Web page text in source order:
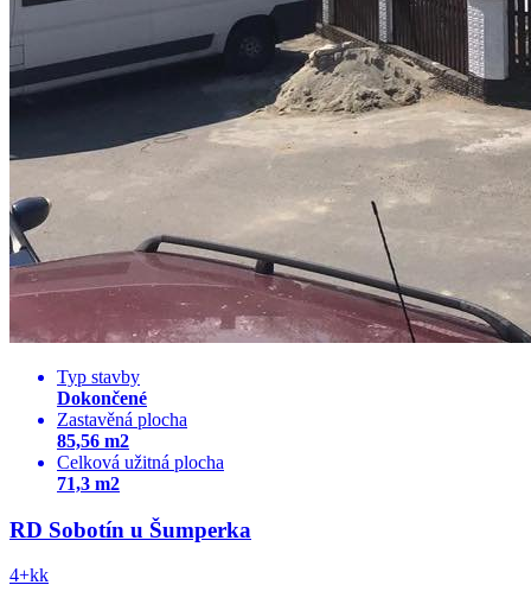
Typ stavby
Dokončené
Zastavěná plocha
85,56 m2
Celková užitná plocha
71,3 m2
RD Sobotín u Šumperka
4+kk